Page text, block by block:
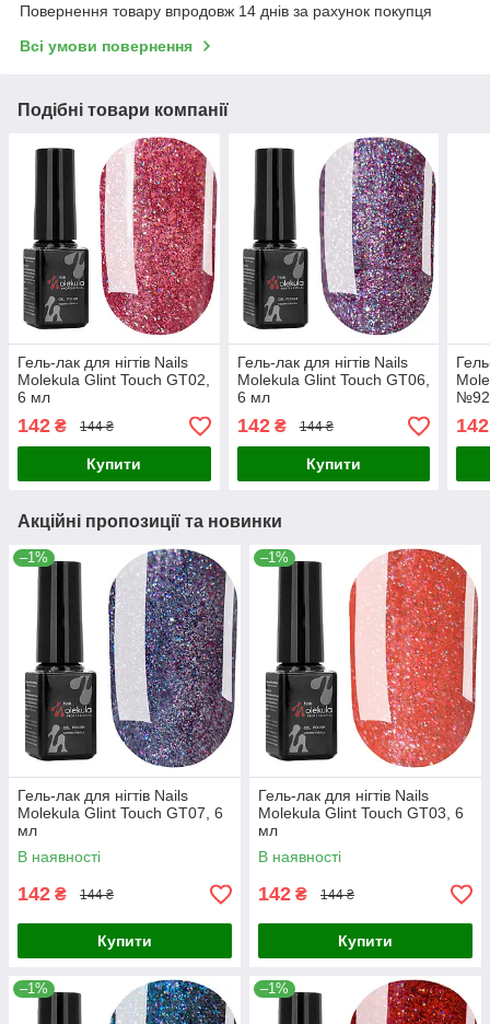
Повернення товару впродовж 14 днів за рахунок покупця
Всі умови повернення
Подібні товари компанії
Гель-лак для нігтів Nails
Molekula Glint Touch GT02,
6 мл
142 ₴ 144 ₴
Купити
Гель-лак для нігтів Nails
Molekula Glint Touch GT06,
6 мл
142₴ 144 ₴
Купити
142
Акційні пропозиції та новинки
–1%
Гель-лак для нігтів Nails
Molekula Glint Touch GT07, 6
мл
В наявності
142 ₴ 144 ₴
Купити
–1%
Гель-лак для нігтів Nails
Molekula Glint Touch GT03, 6
мл
В наявності
142 ₴ 144 ₴
Купити
–1% –1%